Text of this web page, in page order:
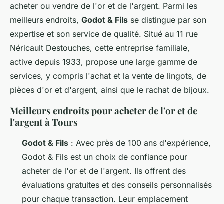
acheter ou vendre de l'or et de l'argent. Parmi les
meilleurs endroits, Godot & Fils se distingue par son
expertise et son service de qualité. Situé au 11 rue
Néricault Destouches, cette entreprise familiale,
active depuis 1933, propose une large gamme de
services, y compris l'achat et la vente de lingots, de
pièces d'or et d'argent, ainsi que le rachat de bijoux.
Meilleurs endroits pour acheter de l'or et de
l'argent à Tours
Godot & Fils : Avec près de 100 ans d'expérience,
Godot & Fils est un choix de confiance pour
acheter de l'or et de l'argent. Ils offrent des
évaluations gratuites et des conseils personnalisés
pour chaque transaction. Leur emplacement